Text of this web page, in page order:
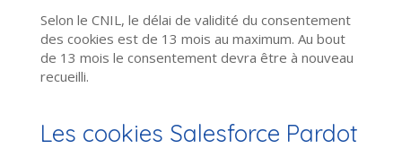
Selon le CNIL, le délai de validité du consentement
des cookies est de 13 mois au maximum. Au bout
de 13 mois le consentement devra être à nouveau
recueilli.
Les cookies Salesforce Pardot